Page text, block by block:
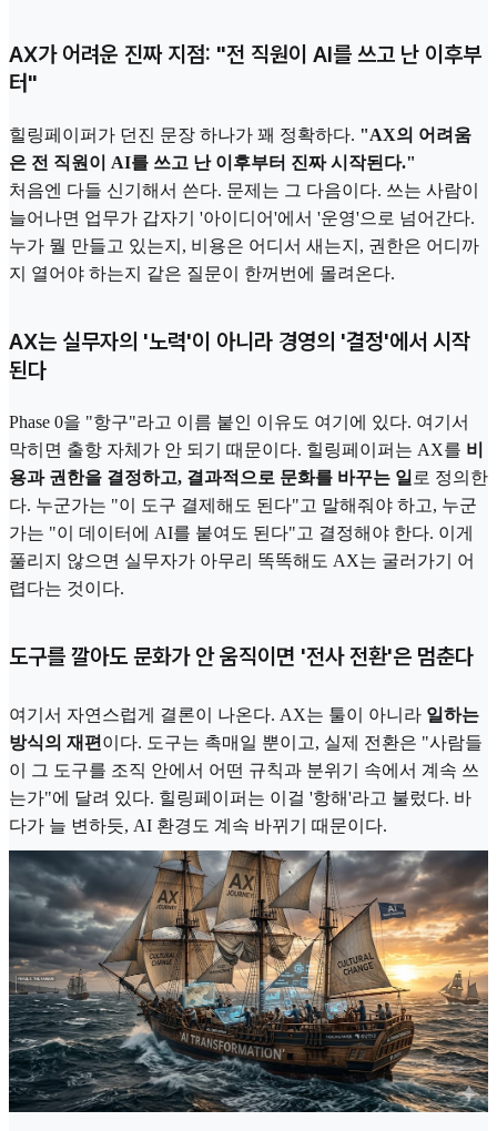
AX가 어려운 진짜 지점: "전 직원이 AI를 쓰고 난 이후부
터"
힐링페이퍼가 던진 문장 하나가 꽤 정확하다. "AX의 어려움
은 전 직원이 AI를 쓰고 난 이후부터 진짜 시작된다."
처음엔 다들 신기해서 쓴다. 문제는 그 다음이다. 쓰는 사람이
늘어나면 업무가 갑자기 '아이디어'에서 '운영'으로 넘어간다.
누가 뭘 만들고 있는지, 비용은 어디서 새는지, 권한은 어디까
지 열어야 하는지 같은 질문이 한꺼번에 몰려온다.
AX는 실무자의 '노력'이 아니라 경영의 '결정'에서 시작
된다
Phase 0을 "항구"라고 이름 붙인 이유도 여기에 있다. 여기서
막히면 출항 자체가 안 되기 때문이다. 힐링페이퍼는 AX를 비
용과 권한을 결정하고, 결과적으로 문화를 바꾸는 일 로 정의한
다. 누군가는 "이 도구 결제해도 된다"고 말해줘야 하고, 누군
가는 "이 데이터에 AI를 붙여도 된다"고 결정해야 한다. 이게
풀리지 않으면 실무자가 아무리 똑똑해도 AX는 굴러가기 어
렵다는 것이다.
도구를 깔아도 문화가 안 움직이면 '전사 전환'은 멈춘다
여기서 자연스럽게 결론이 나온다. AX는 툴이 아니라 일하는
방식의 재편 이다. 도구는 촉매일 뿐이고, 실제 전환은 "사람들
이 그 도구를 조직 안에서 어떤 규칙과 분위기 속에서 계속 쓰
는가"에 달려 있다. 힐링페이퍼는 이걸 '항해'라고 불렀다. 바
다가 늘 변하듯, AI 환경도 계속 바뀌기 때문이다.